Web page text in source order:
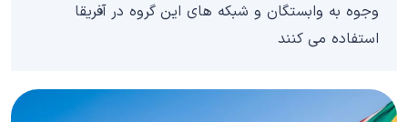
وجوه به وابستگان و شبکه های این گروه در آفریقا
استفاده می کنند